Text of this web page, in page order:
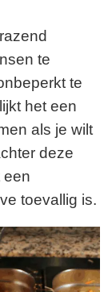
te
te
het een
als je wilt
deze
een
toevallig is.